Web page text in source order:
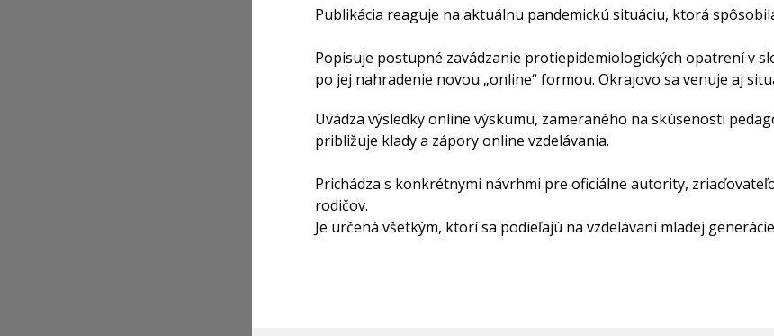
Publikácia reaguje na aktuálnu pandemickú situáciu, ktorá
Popisuje postupné zavádzanie protiepidemiologických opatrení v
po jej nahradenie novou „online“ formou. Okrajovo sa venuje aj
Uvádza výsledky online výskumu, zameraného na skúsenosti
približuje klady a zápory online vzdelávania.
Prichádza s konkrétnymi návrhmi pre oficiálne autority,
rodičov.
Je určená všetkým, ktorí sa podieľajú na vzdelávaní mladej